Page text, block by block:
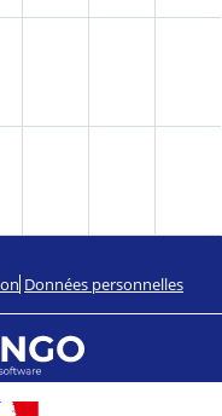
Données personnelles